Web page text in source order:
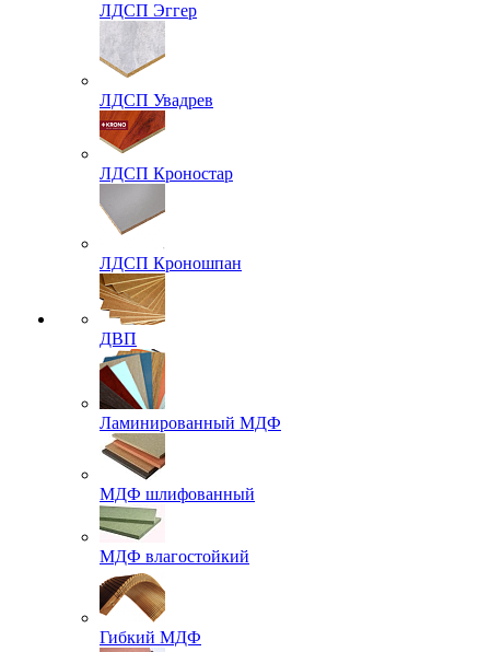
ЛДСП Эггер
ЛДСП Увадрев
ЛДСП Кроностар
ЛДСП Кроношпан
ДВП
Ламинированный МДФ
МДФ шлифованный
МДФ влагостойкий
Гибкий МДФ